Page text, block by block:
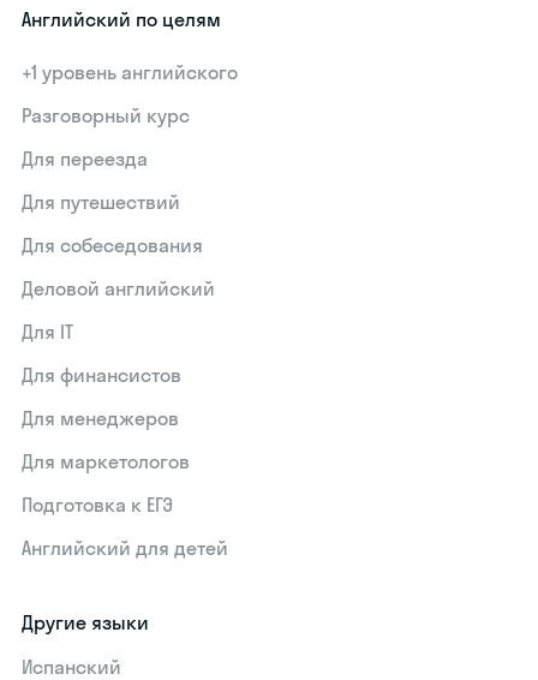
Английский по целям
+1 уровень английского
Разговорный курс
Для переезда
Для путешествий
Для собеседования
Деловой английский
Для IT
Для финансистов
Для менеджеров
Для маркетологов
Подготовка к ЕГЭ
Английский для детей
Другие языки
Испанский